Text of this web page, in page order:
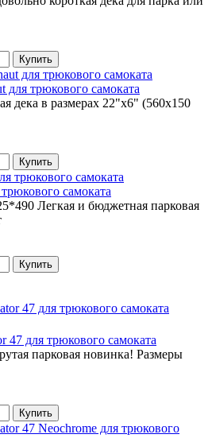
для трюкового самоката
дека в размерах 22"х6" (560х150
самоката
Легкая и бюджетная парковая
47 для трюкового самоката
парковая новинка! Размеры